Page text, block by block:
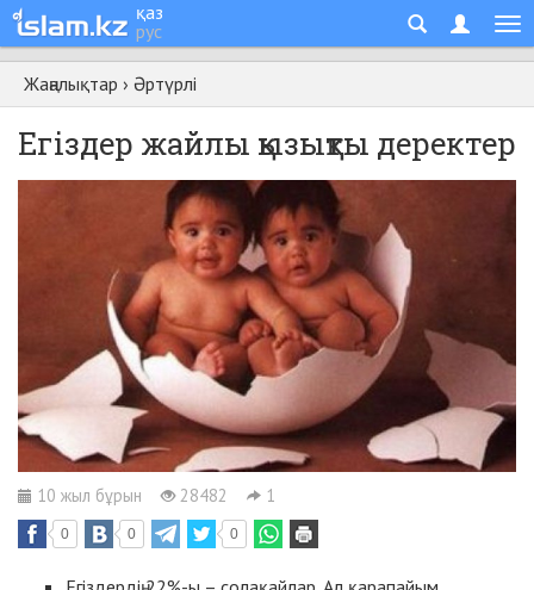
қаз
рус
Жаңалықтар › Әртүрлі
Егіздер жайлы қызықты деректер
10 жыл бұрын 28482 1
0 0 0